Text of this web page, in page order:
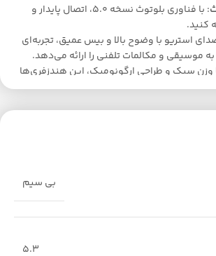
: با فناوری بلوتوث نسخه 5.0، اتصال پایدار و
کنید.
استریو با وضوح بالا و بیس عمیق، تجربه‌ای
موسیقی و مکالمات تلفنی را ارائه می‌دهد.
وزن سبک و طراحی ارگونومیک، این هندزفری‌ها
می‌گیرند و برای استفاده طولانی‌مدت مناسب
نگرانی از خالی شدن شارژ.
بی سیم
5.3